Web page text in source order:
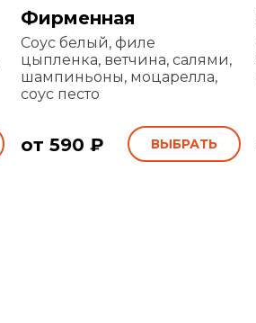
Фирменная
Соус белый, филе
цыпленка, ветчина, салями,
шампиньоны, моцарелла,
соус песто
от 590 ₽ ВЫБРАТЬ